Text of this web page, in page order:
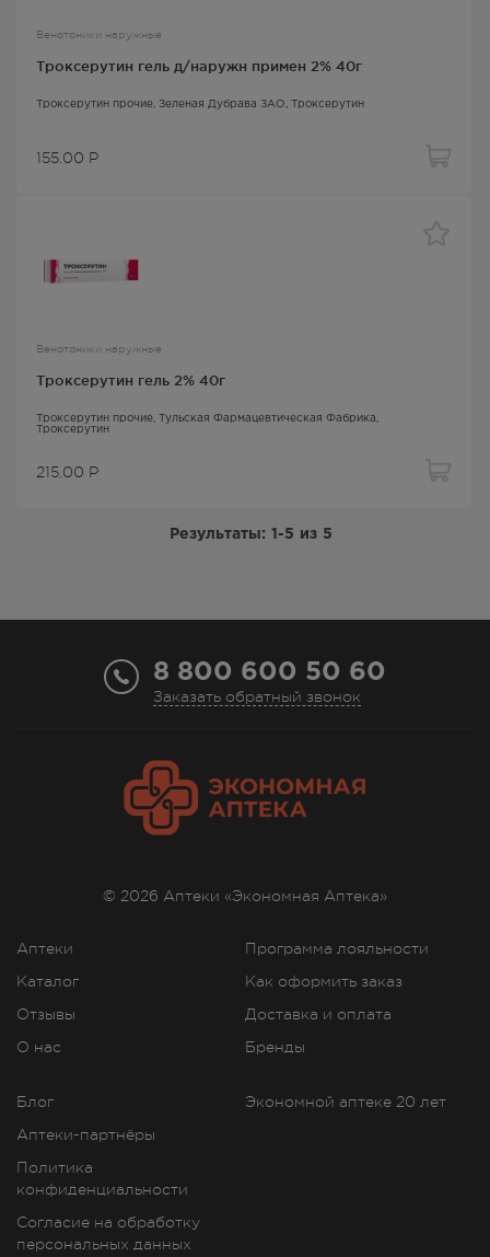
Венотоники наружные
Троксерутин гель д/наружн примен 2% 40г
Троксерутин прочие, Зеленая Дубрава ЗАО, Троксерутин
155.00 Р
Венотоники наружные
Троксерутин гель 2% 40г
Троксерутин прочие, Тульская Фармацевтическая Фабрика,
Троксерутин
215.00 Р
Результаты: 1-5 из 5
8 800 600 50 60
Заказать обратный звонок
Аптеки
Каталог
Отзывы
О нас
Программа лояльности
Как оформить заказ
Доставка и оплата
Бренды
Блог
Аптеки-партнёры
Политика
конфиденциальности
Согласие на обработку
персональных данных
Экономной аптеке 20 лет
© 2026 Аптеки «Экономная Аптека»